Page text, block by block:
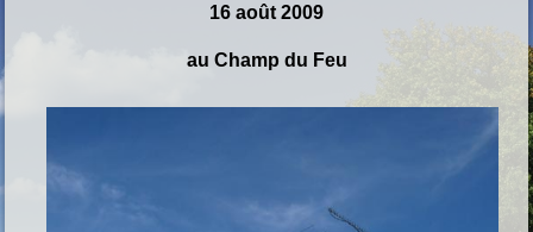
16 août 2009
au Champ du Feu